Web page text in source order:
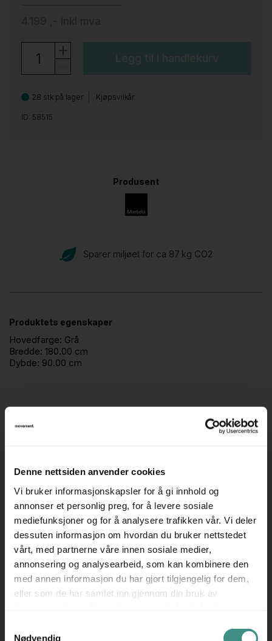
Denne nettsiden anvender cookies
Vi bruker informasjonskapsler for å gi innhold og
annonser et personlig preg, for å levere sosiale
mediefunksjoner og for å analysere trafikken vår. Vi deler
dessuten informasjon om hvordan du bruker nettstedet
vårt, med partnerne våre innen sosiale medier,
annonsering og analysearbeid, som kan kombinere den
med annen informasjon du har gjort tilgjengelig for dem,
eller som de har samlet inn gjennom din bruk av
Nødvendig
Legg til i handlekurv
28 stk på lager Kjøpsvilkår
ID: 58515
Produsent
Sparer miljøet for ca 87 kg CO2
Produktets egenskaper
Hovedfarge: Grå
Bredde: 180.00 cm
Dybde: 90.00 cm
Beskrivelse
Produsent: Martela
Understell: Grålakkert metall
Platefarge: Grå linoleum med kantlist i metall
Plate trekkes ut mot bruker for enkel tilgang til kabelkanal.
Skjøteledning i kabelkanal medfølger.
Se også våre andre annonser for et godt utvalg av
forskjellige skrivebord med elektrisk hevesenke-funksjon.